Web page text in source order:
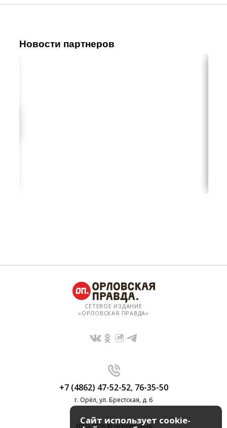
Новости партнеров
СЕТЕВОЕ ИЗДАНИЕ
«ОРЛОВСКАЯ ПРАВДА»
+7 (4862) 47-52-52, 76-35-50
г. Орёл, ул. Брестская, д. 6
2010-2026 © regionorel.ru
Сайт использует cookie-